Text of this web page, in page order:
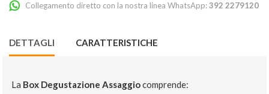
Collegamento diretto con la nostra linea WhatsApp:392 2279120
DETTAGLI CARATTERISTICHE
La Box Degustazione Assaggiocomprende: